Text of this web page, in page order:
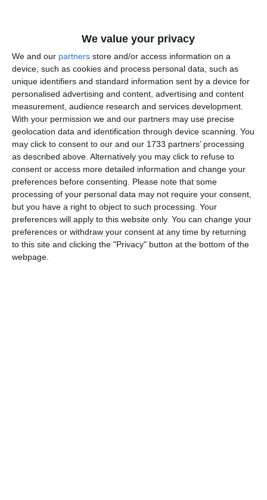
We value your privacy
We and our partners store and/or access information on a
device, such as cookies and process personal data, such as
unique identifiers and standard information sent by a device for
personalised advertising and content, advertising and content
measurement, audience research and services development.
With your permission we and our partners may use precise
geolocation data and identification through device scanning. You
may click to consent to our and our 1733 partners’ processing
as described above. Alternatively you may click to refuse to
consent or access more detailed information and change your
preferences before consenting. Please note that some
processing of your personal data may not require your consent,
but you have a right to object to such processing. Your
preferences will apply to this website only. You can change your
preferences or withdraw your consent at any time by returning
to this site and clicking the "Privacy" button at the bottom of the
webpage.
Email
Comentariu
Am citit si sunt de acord curegulile de postare.
Acest formular colectează numele, e-mailul şi conținutul mesajului, astfel încât
să putem urmări comentariile tale pe site. Nu vom folosi datele tale în alt scop.
Pentru mai multe informaţii, consultă politica noastră de confidenţialitate, unde vei
primi mai multe privind informaţii despre cum și de ce stocăm datele tale.
Posteaza comentariul